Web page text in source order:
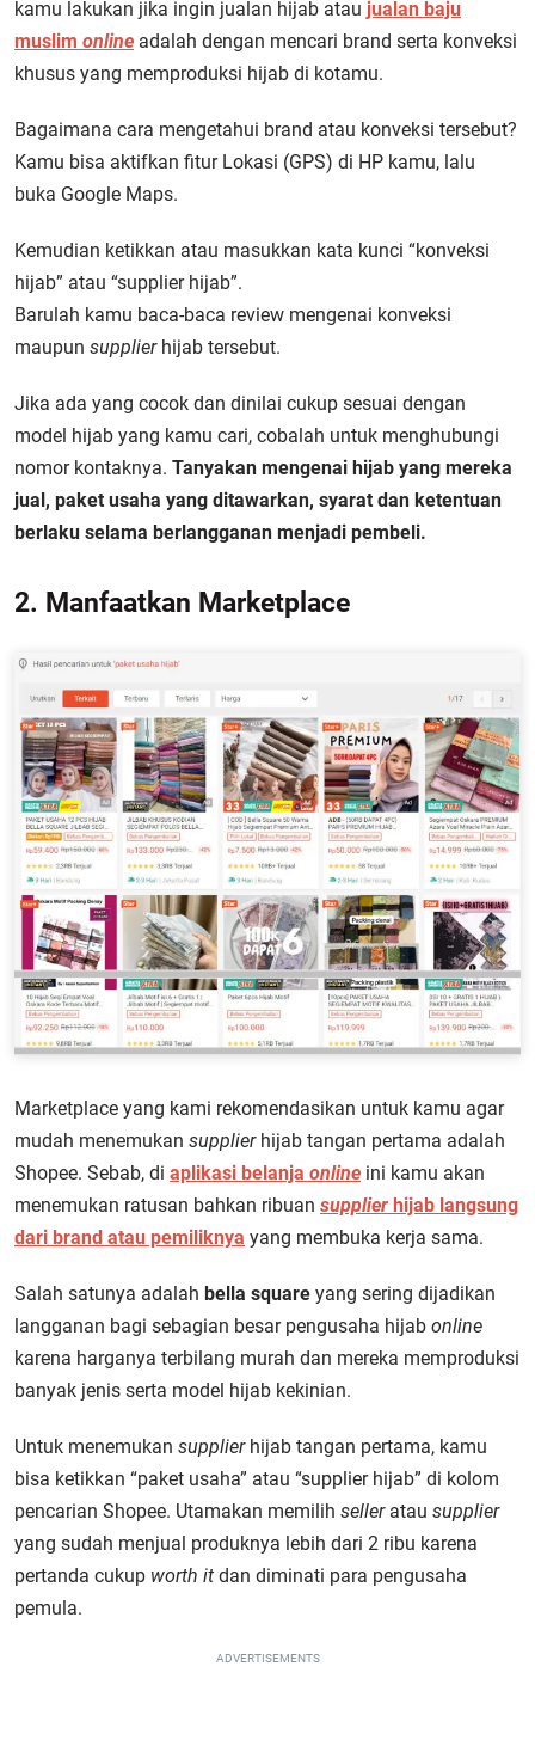
kamu lakukan jika ingin jualan hijab atau jualan baju
muslim online adalah dengan mencari brand serta konveksi
khusus yang memproduksi hijab di kotamu.
Bagaimana cara mengetahui brand atau konveksi tersebut?
Kamu bisa aktifkan fitur Lokasi (GPS) di HP kamu, lalu
buka Google Maps.
Kemudian ketikkan atau masukkan kata kunci “konveksi
hijab” atau “supplier hijab”.
Barulah kamu baca-baca review mengenai konveksi
maupun supplierhijab tersebut.
Jika ada yang cocok dan dinilai cukup sesuai dengan
model hijab yang kamu cari, cobalah untuk menghubungi
nomor kontaknya. Tanyakan mengenai hijab yang mereka
jual, paket usaha yang ditawarkan, syarat dan ketentuan
berlaku selama berlangganan menjadi pembeli.
2. Manfaatkan Marketplace
Marketplace yang kami rekomendasikan untuk kamu agar
mudah menemukan supplierhijab tangan pertama adalah
Shopee. Sebab, di aplikasi belanja online ini kamu akan
menemukan ratusan bahkan ribuan supplier hijab langsung
dari brand atau pemiliknya yang membuka kerja sama.
Salah satunya adalah bella square yang sering dijadikan
langganan bagi sebagian besar pengusaha hijab online
karena harganya terbilang murah dan mereka memproduksi
banyak jenis serta model hijab kekinian.
Untuk menemukan supplierhijab tangan pertama, kamu
bisa ketikkan “paket usaha” atau “supplier hijab” di kolom
pencarian Shopee. Utamakan memilih selleratau supplier
yang sudah menjual produknya lebih dari 2 ribu karena
pertanda cukup worth it dan diminati para pengusaha
pemula.
ADVERTISEMENTS